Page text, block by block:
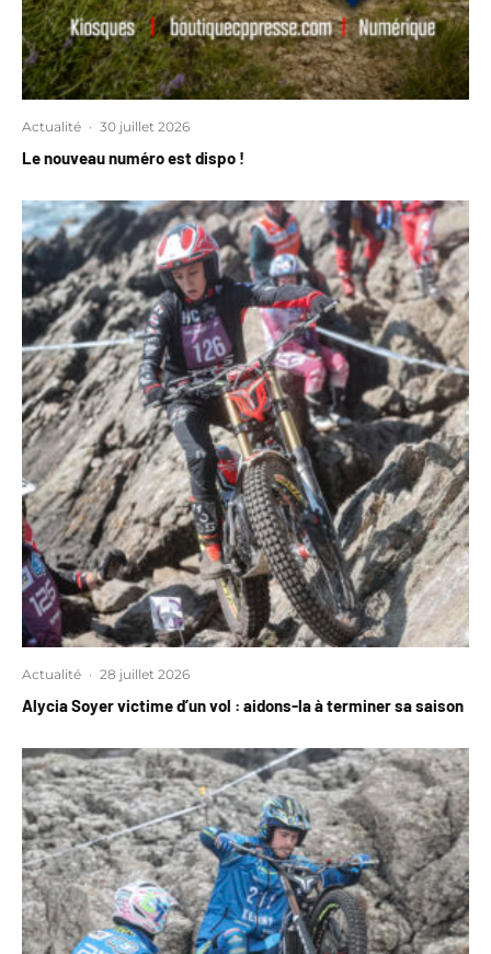
Actualité · 30 juillet 2026
Le nouveau numéro est dispo !
Actualité · 28 juillet 2026
Alycia Soyer victime d’un vol : aidons-la à terminer sa saison